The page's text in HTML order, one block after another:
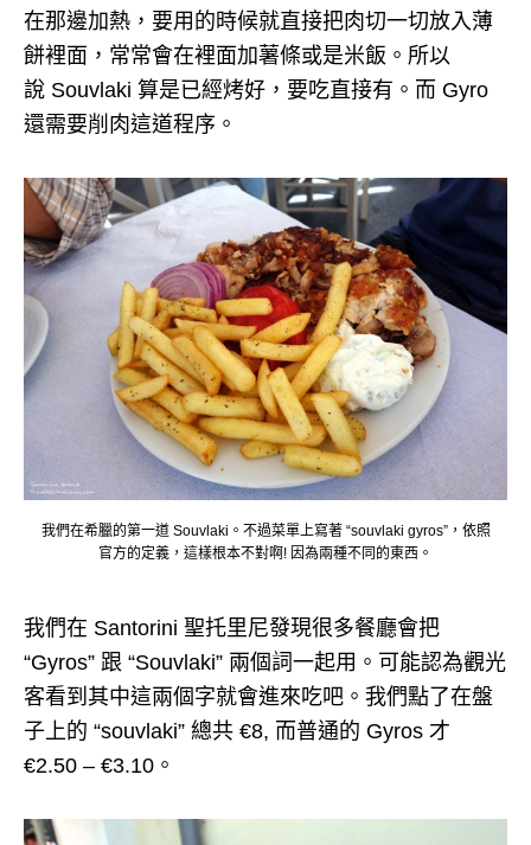
在那邊加熱，要用的時候就直接把肉切一切放入薄
餅裡面，常常會在裡面加薯條或是米飯。所以
說 Souvlaki 算是已經烤好，要吃直接有。而 Gyro
還需要削肉這道程序。
我們在希臘的第一道 Souvlaki。不過菜單上寫著 “souvlaki gyros”，依照
官方的定義，這樣根本不對啊! 因為兩種不同的東西。
我們在 Santorini 聖托里尼發現很多餐廳會把
“Gyros” 跟 “Souvlaki” 兩個詞一起用。可能認為觀光
客看到其中這兩個字就會進來吃吧。我們點了在盤
子上的 “souvlaki” 總共 €8, 而普通的 Gyros 才
€2.50 – €3.10。